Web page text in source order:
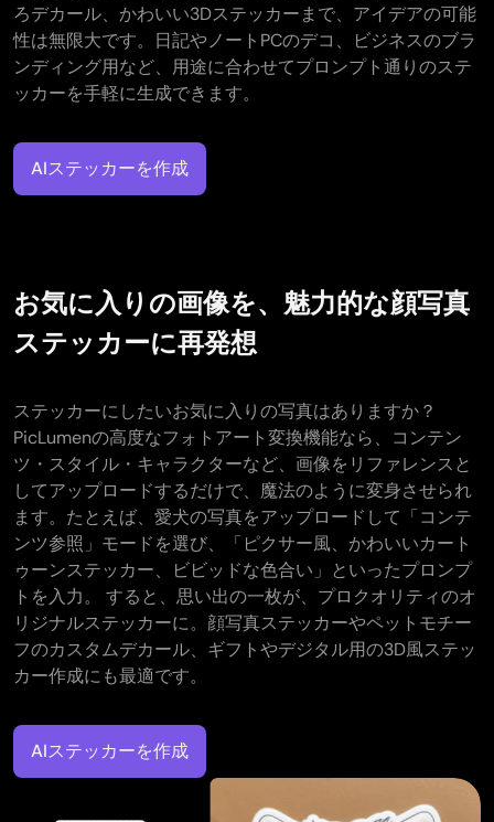
ろデカール、かわいい3Dステッカーまで、アイデアの可能
性は無限大です。日記やノートPCのデコ、ビジネスのブラ
ンディング用など、用途に合わせてプロンプト通りのステ
ッカーを手軽に生成できます。
AIステッカーを作成
お気に入りの画像を、魅力的な顔写真
ステッカーに再発想
ステッカーにしたいお気に入りの写真はありますか？
PicLumenの高度なフォトアート変換機能なら、コンテン
ツ・スタイル・キャラクターなど、画像をリファレンスと
してアップロードするだけで、魔法のように変身させられ
ます。たとえば、愛犬の写真をアップロードして「コンテ
ンツ参照」モードを選び、「ピクサー風、かわいいカート
ゥーンステッカー、ビビッドな色合い」といったプロンプ
トを入力。 すると、思い出の一枚が、プロクオリティのオ
リジナルステッカーに。顔写真ステッカーやペットモチー
フのカスタムデカール、ギフトやデジタル用の3D風ステッ
カー作成にも最適です。
AIステッカーを作成